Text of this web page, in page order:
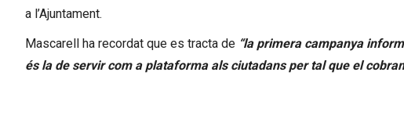
a l’Ajuntament.
Mascarell ha recordat que es tracta de “la primera campanya
és la de servir com a plataforma als ciutadans per tal que el